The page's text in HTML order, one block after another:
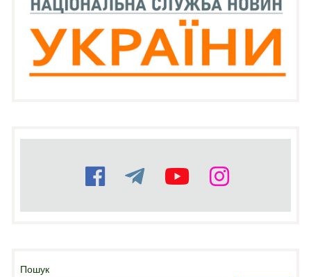
Пошук